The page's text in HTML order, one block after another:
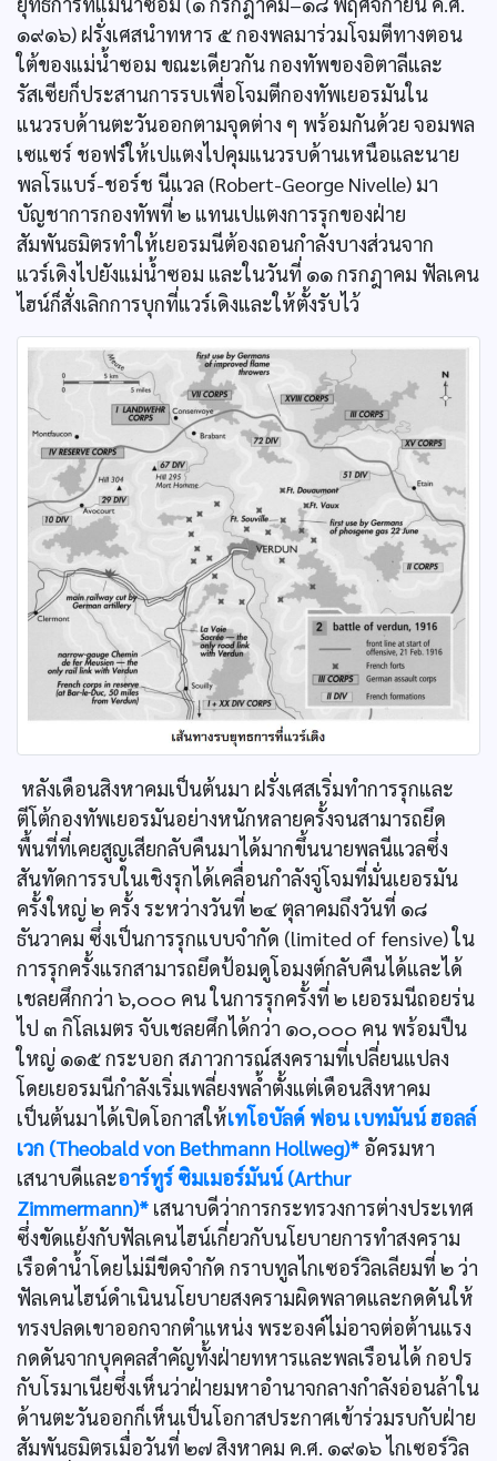
๑๙๑๖) ฝรั่งเศสนำทหาร ๕ กองพลมาร่วมโจมตีทางตอน
ใต้ของแม่น้ำซอม ขณะเดียวกัน กองทัพของอิตาลีและ
รัสเซียก็ประสานการรบเพื่อโจมตีกองทัพเยอรมันใน
แนวรบด้านตะวันออกตามจุดต่าง ๆ พร้อมกันด้วย จอมพล
เซแซร์ ชอฟร์ให้เปแตงไปคุมแนวรบด้านเหนือและนาย
พลโรแบร์-ชอร์ช นีแวล (Robert-George Nivelle) มา
บัญชาการกองทัพที่ ๒ แทนเปแตงการรุกของฝ่าย
สัมพันธมิตรทำให้เยอรมนีต้องถอนกำลังบางส่วนจาก
แวร์เดิงไปยังแม่น้ำซอม และในวันที่ ๑๑ กรกฎาคม ฟัลเคน
ไฮน์ก็สั่งเลิกการบุกที่แวร์เดิงและให้ตั้งรับไว้
หลังเดือนสิงหาคมเป็นต้นมา ฝรั่งเศสเริ่มทำการรุกและ
ตีโต้กองทัพเยอรมันอย่างหนักหลายครั้งจนสามารถยึด
พื้นที่ที่เคยสูญเสียกลับคืนมาได้มากขึ้นนายพลนีแวลซึ่ง
สันทัดการรบในเชิงรุกได้เคลื่อนกำลังจู่โจมที่มั่นเยอรมัน
ครั้งใหญ่ ๒ ครั้ง ระหว่างวันที่ ๒๔ ตุลาคมถึงวันที่ ๑๘
ธันวาคม ซึ่งเป็นการรุกแบบจำกัด (limited of fensive) ใน
การรุกครั้งแรกสามารถยึดป้อมดูโอมงต์กลับคืนได้และได้
เชลยศึกกว่า ๖,๐๐๐ คน ในการรุกครั้งที่ ๒ เยอรมนีถอยร่น
ไป ๓ กิโลเมตร จับเชลยศึกได้กว่า ๑๐,๐๐๐ คน พร้อมปืน
ใหญ่ ๑๑๕ กระบอก สภาวการณ์สงครามที่เปลี่ยนแปลง
โดยเยอรมนีกำลังเริ่มเพลี่ยงพล้ำตั้งแต่เดือนสิงหาคม
เป็นต้นมาได้เปิดโอกาสให้เทโอบัลด์ ฟอน เบทมันน์ ฮอลล์
เวก (Theobald von Bethmann Hollweg)* อัครมหา
เสนาบดีและอาร์ทูร์ ซิมเมอร์มันน์ (Arthur
Zimmermann)* เสนาบดีว่าการกระทรวงการต่างประเทศ
ซึ่งขัดแย้งกับฟัลเคนไฮน์เกี่ยวกับนโยบายการทำสงคราม
เรือดำน้ำโดยไม่มีขีดจำกัด กราบทูลไกเซอร์วิลเลียมที่ ๒ ว่า
ฟัลเคนไฮน์ดำเนินนโยบายสงครามผิดพลาดและกดดันให้
ทรงปลดเขาออกจากตำแหน่ง พระองค์ไม่อาจต่อต้านแรง
กดดันจากบุคคลสำคัญทั้งฝ่ายทหารและพลเรือนได้ กอปร
กับโรมาเนียซึ่งเห็นว่าฝ่ายมหาอำนาจกลางกำลังอ่อนล้าใน
ด้านตะวันออกก็เห็นเป็นโอกาสประกาศเข้าร่วมรบกับฝ่าย
สัมพันธมิตรเมื่อวันที่ ๒๗ สิงหาคม ค.ศ. ๑๙๑๖ ไกเซอร์วิล